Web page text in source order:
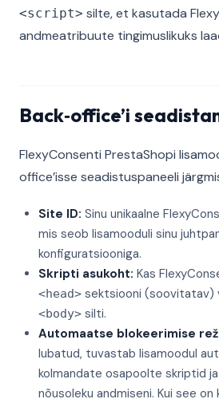
<script> silte, et kasutada
andmeatribuute tingimuslikuks
Back‑office’i
FlexyConsenti PrestaShopi
office’isse seadistuspaneeli
Site ID: Sinu unikaalne
mis seob lisamooduli sinu
konfiguratsiooniga.
Skripti asukoht: Kas
<head> sektsiooni (soovitatav)
<body> silti.
Automaatse blokeerimise
lubatud, tuvastab lisamoodul
kolmandate osapoolte skriptid
nõusoleku andmiseni. Kui see on